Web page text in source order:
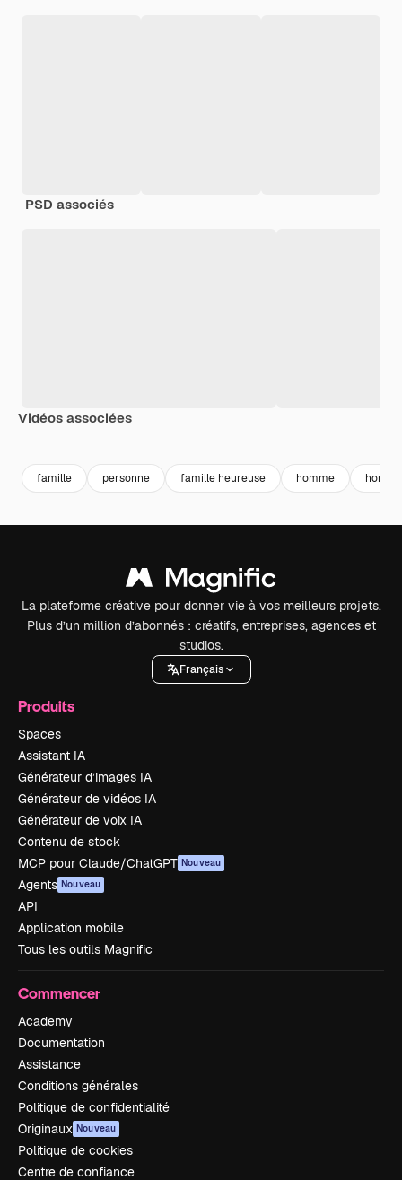
PSD associés
Vidéos associées
famille personne famille heureuse homme
La plateforme créative pour donner vie à vos meilleurs projets.
Plus d’un million d’abonnés : créatifs, entreprises, agences et
studios.
Français
Produits
Spaces
Assistant IA
Générateur d’images IA
Générateur de vidéos IA
Générateur de voix IA
Contenu de stock
MCP pour Claude/ChatGPT Nouveau
Agents Nouveau
API
Application mobile
Tous les outils Magnific
Commencer
Academy
Documentation
Assistance
Conditions générales
Politique de confidentialité
Originaux Nouveau
Politique de cookies
Centre de confiance